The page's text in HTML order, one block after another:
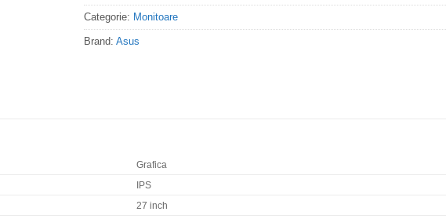
Categorie: Monitoare
Brand: Asus
Grafica
IPS
27 inch